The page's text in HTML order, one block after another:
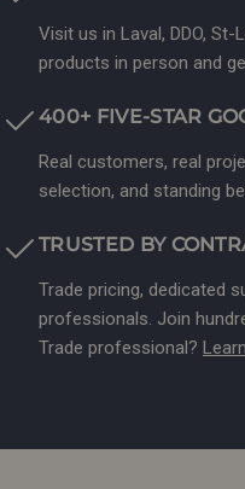
Visit us in Laval, DDO,
products in person and
400+ FIVE-STAR
Real customers, real
selection, and standing
TRUSTED BY
Trade pricing, dedicated
professionals. Join
Trade professional?